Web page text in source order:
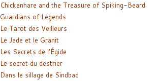
Chickenhare and the Treasure of Spiking-Beard
Guardians of Legends
Le Tarot des Veilleurs
Le Jade et le Granit
Les Secrets de l’Égide
Le secret du destrier
Dans le sillage de Sindbad